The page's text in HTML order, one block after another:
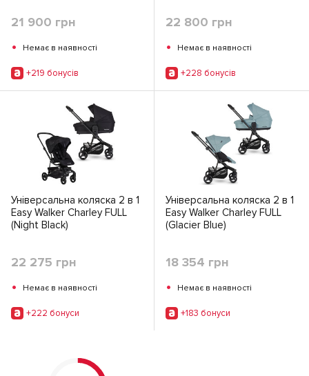
21 900 грн
• Немає в наявності
+219 бонусiв
22 800 грн
• Немає в наявності
+228 бонусiв
Універсальна коляска 2 в 1
Easy Walker Charley FULL
(Night Black)
22 275 грн
• Немає в наявності
+222 бонуси
Універсальна коляска 2 в 1
Easy Walker Charley FULL
(Glacier Blue)
18 354 грн
• Немає в наявності
+183 бонуси